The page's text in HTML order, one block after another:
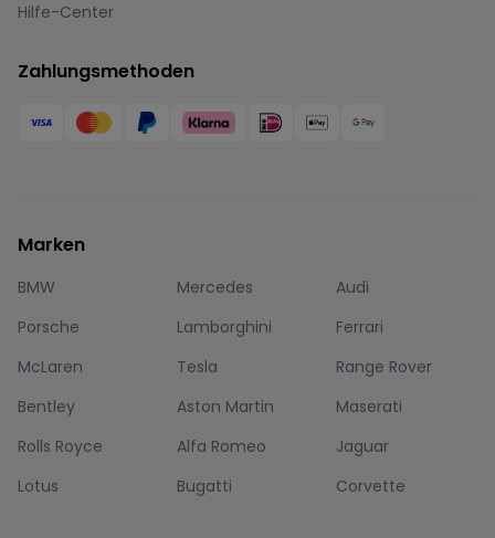
Hilfe-Center
Zahlungsmethoden
Marken
BMW Mercedes
Audi
Porsche
Lamborghini
Ferrari
McLaren
Tesla
Range Rover
Bentley
Aston Martin
Maserati
Rolls Royce
Alfa Romeo
Jaguar
Lotus
Bugatti Corvette